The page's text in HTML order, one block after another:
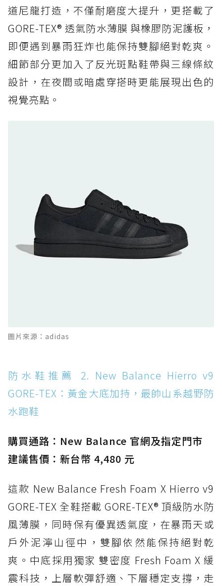
防水鞋推薦 6. HOKA Stinson Evo GTX：越野
復刻厚底，GORE-TEX 防水與增高神器一次滿
防水鞋推薦 7. Timberland Motion Access：
黃靴同級頂級防水，輕量化工裝健走鞋雨天必備
防水鞋推薦 7. Timberland Motion Access：
黃靴同級頂級防水，輕量化工裝健走鞋雨天必備
防水鞋推薦 10. PUMA Voyage NITRO™ 4
GORE-TEX：氮氣中底注入，回彈與防滑兼具的
全天候越野跑鞋
防水鞋推薦 11. On Cloudhorizon 2 WP：腳
感軟彈、搭載 Missiongrip™ 的防水輕越野鞋
Boot：馬汀首款雨靴登場，經典八孔加上全防
防水鞋推薦 14. SKECHERS BADGER
WATERPROOF：一踩即穿懶人神器！搭載固特
異大底與全防水厚底健走鞋
防水鞋推薦 15. Brooks Cascadia 19 GTX：注
道尼龍打造，不僅耐磨度大提升，更搭載了
GORE-TEX® 透氣防水薄膜 與橡膠防泥護板，
即便遇到暴雨狂炸也能保持雙腳絕對乾爽。
細節部分更加入了反光斑點鞋帶與三線條紋
設計，在夜間或暗處穿搭時更能展現出色的
視覺亮點。
圖片來源：adidas
防水鞋推薦 2. New Balance Hierro v9
GORE-TEX：黃金大底加持，最帥山系越野防
水跑鞋
購買通路：New Balance 官網及指定門市
建議售價：新台幣 4,480 元
這款 New Balance Fresh Foam X Hierro v9
GORE-TEX 全鞋搭載 GORE-TEX® 頂級防水防
風薄膜，同時保有優異透氣度，在暴雨天或
戶外泥濘山徑中，雙腳依然能保持絕對乾
爽。中底採用獨家 雙密度 Fresh Foam X 緩
震科技，上層軟彈舒適、下層穩定支撐，走